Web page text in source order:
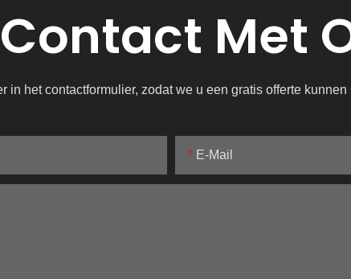
Met
in het contactformulier, zodat we u een gratis offerte
E-Mail